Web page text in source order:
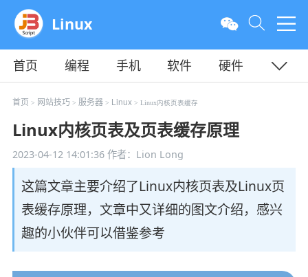
Linux
首页 编程 手机 软件
硬件
教程
平面 服务器
首页 > 网站技巧 > 服务器> Linux> Linux内核页表缓存
Linux内核页表及页表缓存原理
2023-04-12 14:01:36作者：Lion Long
这篇文章主要介绍了Linux内核页表及Linux页
表缓存原理，文章中又详细的图文介绍，感兴
趣的小伙伴可以借鉴参考